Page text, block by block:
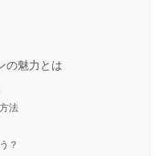
の魅力とは
法
？